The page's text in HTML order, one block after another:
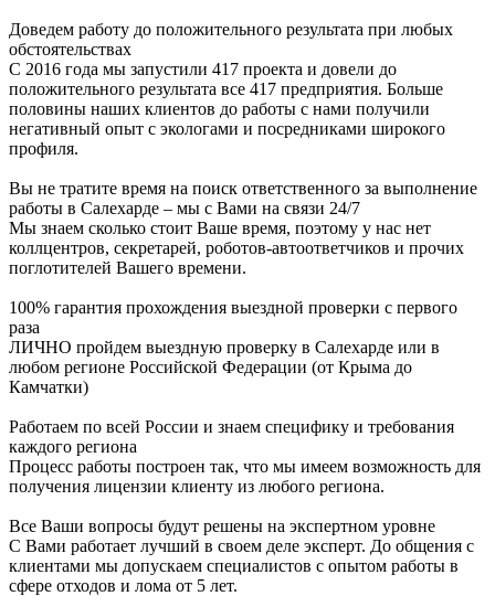
Доведем работу до положительного результата при любых
обстоятельствах
С 2016 года мы запустили 417 проекта и довели до
положительного результата все 417 предприятия. Больше
половины наших клиентов до работы с нами получили
негативный опыт с экологами и посредниками широкого
профиля.
Вы не тратите время на поиск ответственного за выполнение
работы в Салехарде – мы с Вами на связи 24/7
Мы знаем сколько стоит Ваше время, поэтому у нас нет
коллцентров, секретарей, роботов-автоответчиков и прочих
поглотителей Вашего времени.
100% гарантия прохождения выездной проверки с первого
раза
ЛИЧНО пройдем выездную проверку в Салехарде или в
любом регионе Российской Федерации (от Крыма до
Камчатки)
Работаем по всей России и знаем специфику и требования
каждого региона
Процесс работы построен так, что мы имеем возможность для
получения лицензии клиенту из любого региона.
Все Ваши вопросы будут решены на экспертном уровне
С Вами работает лучший в своем деле эксперт. До общения с
клиентами мы допускаем специалистов с опытом работы в
сфере отходов и лома от 5 лет.